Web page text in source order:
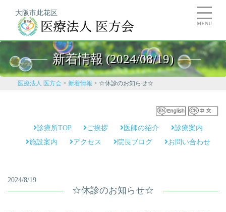
大阪市此花区
MENU
新着情報 (2024/08/19)
医療法人 医方会 > 新着情報 > ☆休診のお知らせ☆
診療所TOP ご挨拶 医師の紹介
診療案内
施設案内
アクセス 院長ブログ お問い合わせ
2024/8/19
☆休診のお知らせ☆